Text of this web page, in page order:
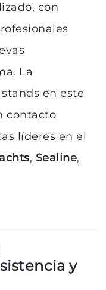
con
La
en este
contacto
líderes en el
, Sealine,
y